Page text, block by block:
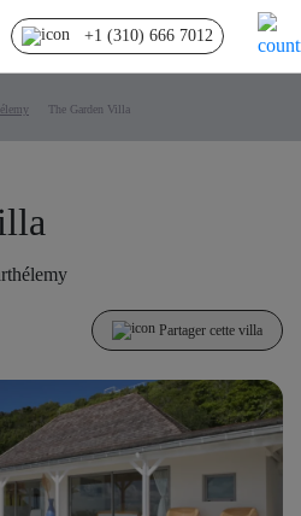
+1 (310) 666 7012
The Garden Villa
Partager cette villa